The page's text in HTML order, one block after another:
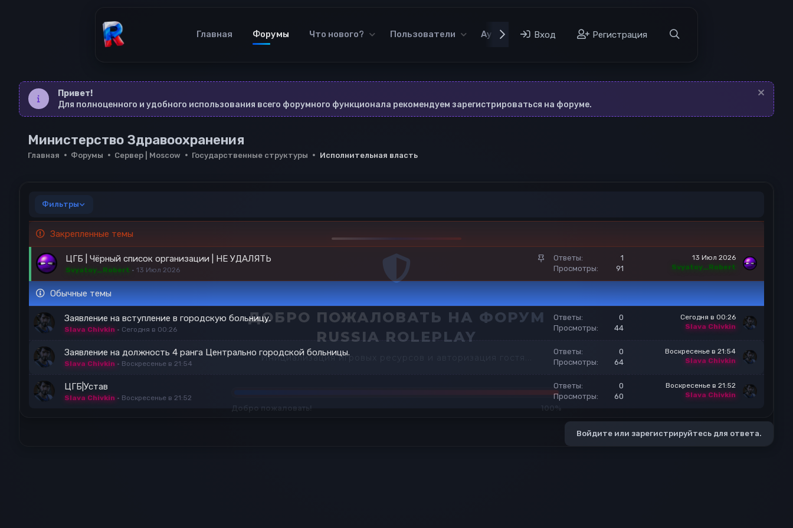
Главная Форумы Что нового? Пользователи Аудиотека Вход Регистрация
Привет!
Для полноценного и удобного использования всего форумного функционала рекомендуем зарегистрироваться на форуме.
Министерство Здравоохранения
Главная Форумы Сервер | Moscow Государственные структуры Исполнительная власть
Фильтры
Закрепленные темы
З
к
р
е
ЦГБ | Чёрный список организации | НЕ УДАЛЯТЬ
Svyatoy_Robert 13 Июл 2026
Ответы
1
Просмотры
91
13 Июл 2026
Svyatoy_Robert
Обычные темы
Заявление на вступление в городскую больницу.
Slava Chivkin Сегодня в 00:26
Ответы
0
Просмотры
44
Сегодня в 00:26
Slava Chivkin
Заявление на должность 4 ранга Центрально городской больницы.
Slava Chivkin Воскресенье в 21:54
Ответы
0
Просмотры
64
Воскресенье в 21:54
Slava Chivkin
ЦГБ|Устав
Slava Chivkin Воскресенье в 21:52
Ответы
0
Просмотры
60
Воскресенье в 21:52
Slava Chivkin
Войдите или зарегистрируйтесь для ответа.